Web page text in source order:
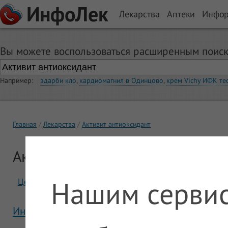
ИнфоЛек Лекарства Аптеки
Вы можете воспользоваться расширенным
Например: эдарби кло, кардиомагнил в Одинцово, крем Vichy ИФК
Главная Лекарства Активит антиоксидант
Активит антиоксидант
Цены Отзывы
Инструкция Активит антиоксидант
Нашим